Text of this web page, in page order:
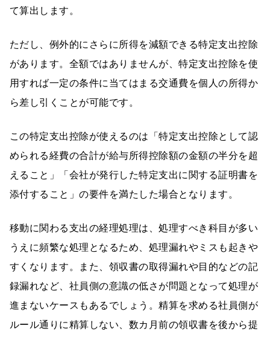
て算出します。
ただし、例外的にさらに所得を減額できる特定支出控除
があります。全額ではありませんが、特定支出控除を使
用すれば一定の条件に当てはまる交通費を個人の所得か
ら差し引くことが可能です。
この特定支出控除が使えるのは「特定支出控除として認
められる経費の合計が給与所得控除額の金額の半分を超
えること」「会社が発行した特定支出に関する証明書を
添付すること」の要件を満たした場合となります。
移動に関わる支出の経理処理は、処理すべき科目が多い
うえに頻繁な処理となるため、処理漏れやミスも起きや
すくなります。また、領収書の取得漏れや目的などの記
録漏れなど、社員側の意識の低さが問題となって処理が
進まないケースもあるでしょう。精算を求める社員側が
ルール通りに精算しない、数カ月前の領収書を後から提